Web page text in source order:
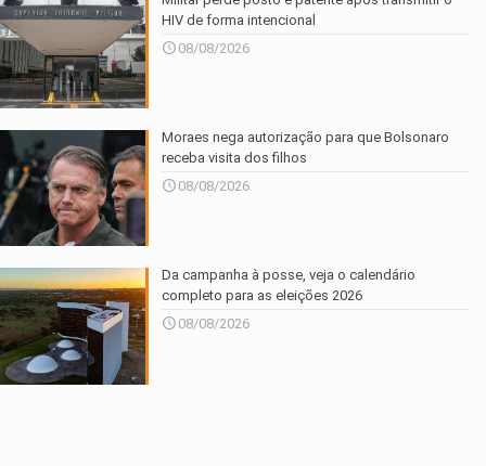
HIV de forma intencional
08/08/2026
Moraes nega autorização para que Bolsonaro
receba visita dos filhos
08/08/2026
Da campanha à posse, veja o calendário
completo para as eleições 2026
08/08/2026